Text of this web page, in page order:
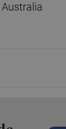
Australia